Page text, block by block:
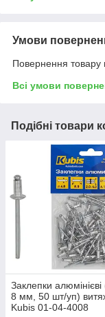
Умови
Повернення товару
Всі умови
Подібні товари
Заклепки
8 мм, 50 шт/уп)
Kubis 01-04-4008